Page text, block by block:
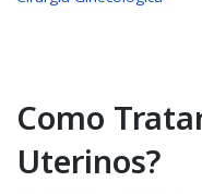
Como
Uterinos?